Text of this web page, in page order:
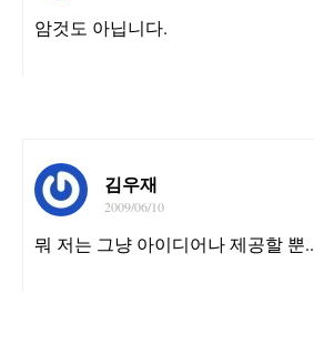
암것도 아닙니다.
김우재
2009/06/10
뭐 저는 그냥 아이디어나 제공할 뿐..